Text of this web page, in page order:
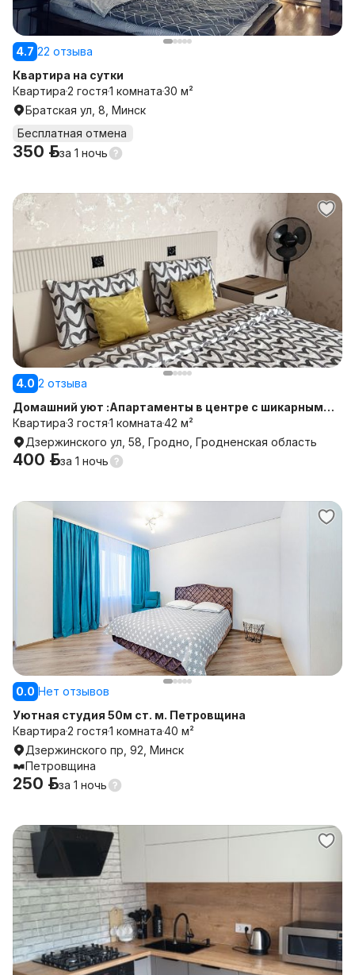
4.7 22 отзыва
Квартира на сутки
Квартира2 гостя1 комната30 м²
Братская ул, 8, Минск
Бесплатная отмена
350 р.за 1 ночь
4.0 2 отзыва
Домашний уют :Апартаменты в центре с шикарным
видом /на сутки /недели
Квартира3 гостя1 комната42 м²
Дзержинского ул, 58, Гродно, Гродненская область
400 р.за 1 ночь
0.0 Нет отзывов
Уютная студия 50м ст. м. Петровщина
Квартира2 гостя1 комната40 м²
Дзержинского пр, 92, Минск
Петровщина
250 р.за 1 ночь